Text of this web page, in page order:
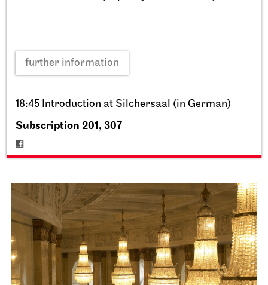
further information
18:45 Introduction at Silchersaal (in German)
Subscription 201, 307
Staatstheater Stuttgart Opernhaus, Schauspielhaus,
Opernvorplatz
Theaterfest am Eckensee
20.09.2026
11:00 - 18:00